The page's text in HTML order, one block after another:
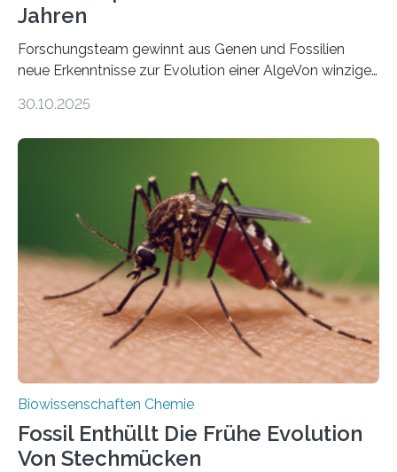
Jahren
Forschungsteam gewinnt aus Genen und Fossilien
neue Erkenntnisse zur Evolution einer AlgeVon winzigen
Landpflanzen zählen zu den komplexesten
Grünalgen, die vor Hunderten von Millionen Jahren
lebten. Unter den Vorfahren sticht eine Gruppe heraus,
die noch heute in der Natur vorkommt: die
Süßwasseralge Coleochaetophyceae. Einige Arten
dieser Gruppe bilden aus Zellfäden dichte Geflechte
mit scheibenförmiger Gestalt. Was auffällig ist: Die
nächsten…
30.10.2025
Biowissenschaften Chemie
Fossil Enthüllt Die Frühe Evolution
Von Stechmücken